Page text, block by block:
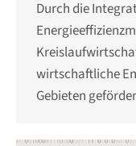
Durch die
wirtschaftliche
Gebieten